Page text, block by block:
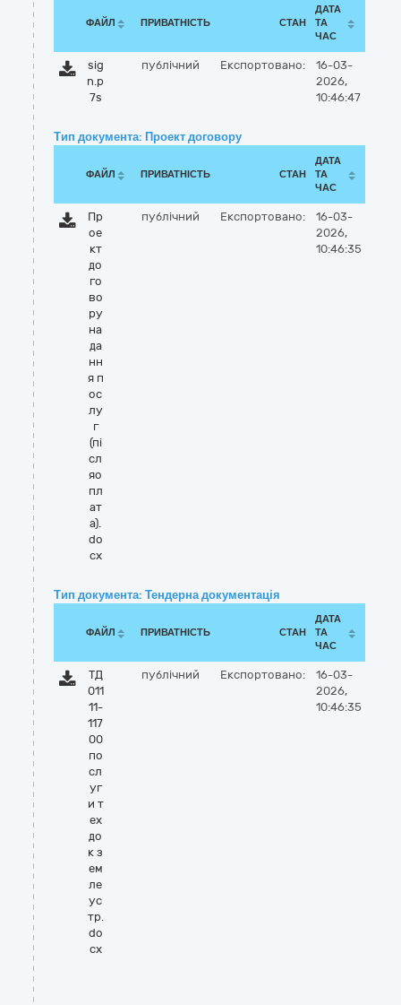
ФАЙЛ ПРИВАТНІСТЬ СТАН
ДАТА
ТА
ЧАС
sig
n.p
7s
публічний Експортовано:
16-03-
2026,
10:46:47
Тип документа: Проект договору
ФАЙЛ ПРИВАТНІСТЬ СТАН
ДАТА
ТА
ЧАС
Пр
ое
кт
до
го
во
ру
на
да
нн
я п
ос
лу
г
(пі
сл
яо
пл
ат
а).
do
cx
публічний Експортовано:
16-03-
2026,
10:46:35
Тип документа: Тендерна документація
ФАЙЛ ПРИВАТНІСТЬ СТАН
ДАТА
ТА
ЧАС
ТД
011
11-
117
00
по
сл
уг
и т
ех
до
к з
ем
ле
ус
тр.
do
cx
публічний Експортовано:
16-03-
2026,
10:46:35